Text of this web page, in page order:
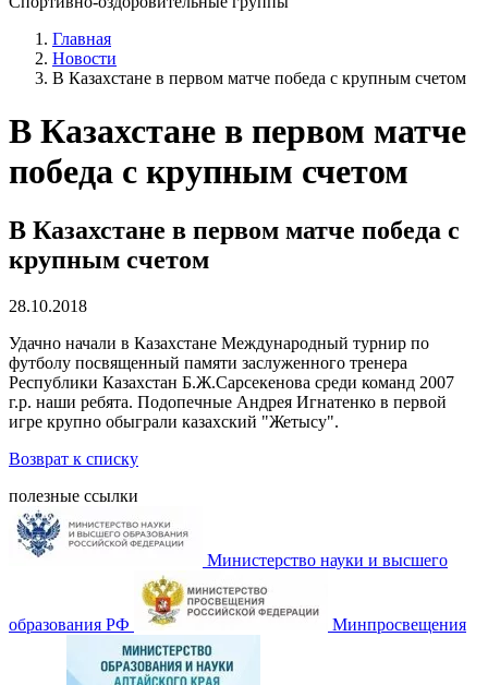
Главная
Новости
В Казахстане в первом матче победа с крупным счетом
В Казахстане в первом матче
победа с крупным счетом
В Казахстане в первом матче победа с
крупным счетом
28.10.2018
Удачно начали в Казахстане Международный турнир по
футболу посвященный памяти заслуженного тренера
Республики Казахстан Б.Ж.Сарсекенова среди команд 2007
г.р. наши ребята. Подопечные Андрея Игнатенко в первой
игре крупно обыграли казахский "Жетысу".
Возврат к списку
полезные ссылки
Министерство науки и высшего
образования РФ Минпросвещения